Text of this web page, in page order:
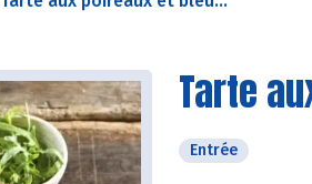
Tarte
Entrée